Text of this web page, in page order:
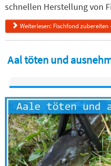
schnellen Herstellung von
Weiterlesen: Fischfond
Aal töten und